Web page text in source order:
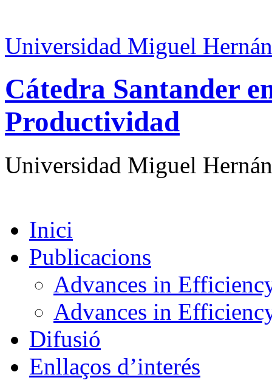
Universidad Miguel
Cátedra Santander
Productividad
Universidad Miguel
Inici
Publicacions
Advances in
Advances in
Difusió
Enllaços d’interés